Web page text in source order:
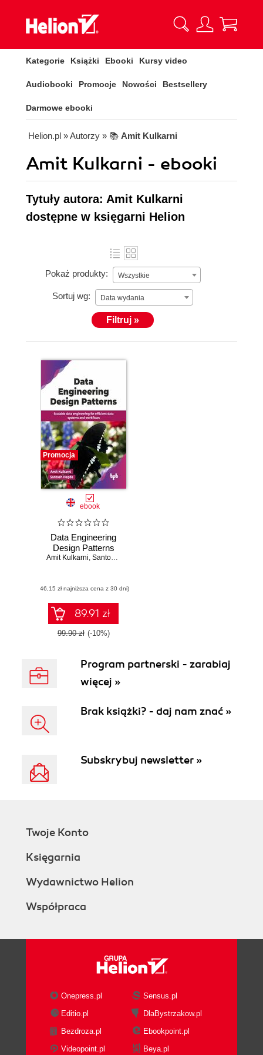
Kategorie Książki Ebooki Kursy video
Audiobooki Promocje Nowości Bestsellery
Darmowe ebooki
Helion.pl » Autorzy » 📚 Amit Kulkarni
Amit Kulkarni - ebooki
Tytuły autora: Amit Kulkarni
dostępne w księgarni Helion
Pokaż produkty: Wszystkie
Sortuj wg: Data wydania
Filtruj »
Promocja
ebook
Data Engineering
Design Patterns
Amit Kulkarni, Santosh Hegde
(46,15 zł najniższa cena z 30 dni)
89.91 zł
99.90 zł (-10%)
Program partnerski - zarabiaj
więcej »
Brak książki? - daj nam znać »
Subskrybuj newsletter »
Twoje Konto
Księgarnia
Wydawnictwo Helion
Współpraca
Onepress.pl
Sensus.pl
Editio.pl
DlaBystrzakow.pl
Bezdroza.pl
Ebookpoint.pl
Videopoint.pl
Beya.pl